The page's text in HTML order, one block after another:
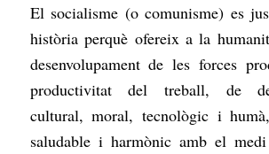
El socialisme (o comunisme) es
història perquè ofereix a la
desenvolupament de les forces
productivitat del treball, de
cultural, moral, tecnològic i
saludable i harmònic amb el